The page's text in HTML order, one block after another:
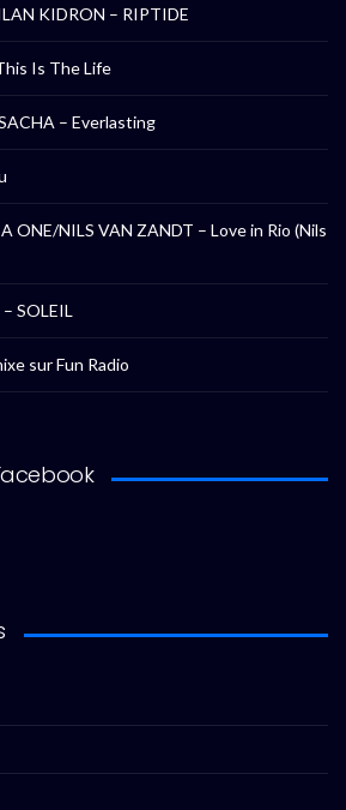
KIDRON – RIPTIDE
Is The Life
– Everlasting
ONE/NILS VAN ZANDT – Love in Rio (Nils
SOLEIL
sur Fun Radio